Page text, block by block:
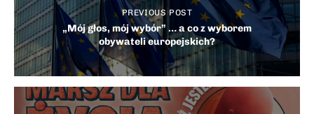
PREVIOUS POST
„Mój głos, mój wybór” … a co z wyborem
obywateli europejskich?